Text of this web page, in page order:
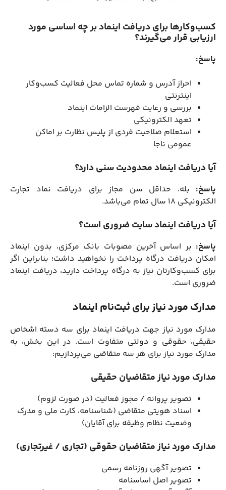
کسب‌وکارها برای دریافت اینماد بر چه اساسی مورد
ارزیابی قرار می‌گیرند؟
پاسخ:
احراز آدرس و شماره تماس محل فعالیت کسب‌وکار
اینترنتی
بررسی و رعایت فهرست الزامات اینماد
تعهد الکترونیکی
استعلام صلاحیت فردی از پلیس نظارت بر اماکن
عمومی ناجا
آیا دریافت اینماد محدودیت سنی دارد؟
پاسخ: بله، حداقل سن مجاز برای دریافت نماد تجارت
الکترونیکی ۱۸ سال تمام می‌باشد.
آیا دریافت اینماد سایت ضروری است؟
پاسخ: بر اساس آخرین مصوبات بانک مرکزی، بدون اینماد
امکان دریافت درگاه پرداخت را نخواهید داشت؛ بنابراین اگر
برای کسب‌وکارتان نیاز به درگاه پرداخت دارید، دریافت اینماد
ضروری است.
مدارک مورد نیاز برای ثبت‌نام اینماد
مدارک مورد نیاز جهت دریافت اینماد برای سه دسته اشخاص
حقیقی، حقوقی و دولتی متفاوت است. در این بخش، به
مدارک مورد نیاز برای هر سه متقاضی می‌پردازیم:
مدارک مورد نیاز متقاضیان حقیقی
تصویر پروانه / مجوز فعالیت (در صورت لزوم)
اسناد هویتی متقاضی (شناسنامه، کارت ملی و مدرک
وضعیت نظام وظیفه برای آقایان)
مدارک مورد نیاز متقاضیان حقوقی (تجاری / غیرتجاری)
تصویر آگهی روزنامه رسمی
تصویر اصل اساسنامه